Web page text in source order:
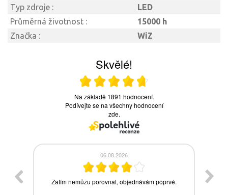
Typ zdroje :
LED
Průměrná životnost :
15000 h
Značka :
WiZ